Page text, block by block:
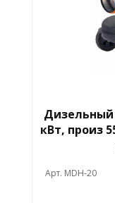
Дизельный
кВт, произ
Арт. MDH-20